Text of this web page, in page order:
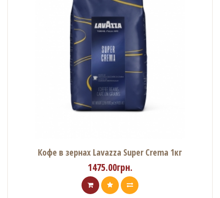
Кофе в зернах Lavazza Super Crema 1кг
1475.00грн.